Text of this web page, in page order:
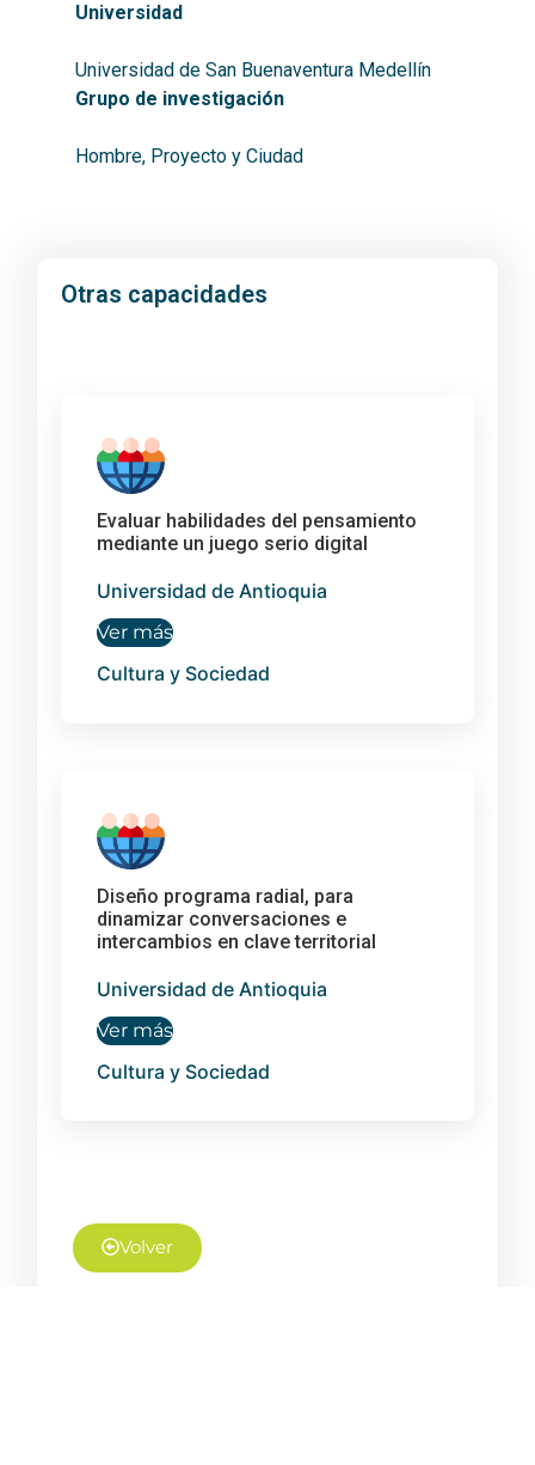
Universidad
Universidad de San Buenaventura Medellín
Grupo de investigación
Hombre, Proyecto y Ciudad
Otras capacidades
Evaluar habilidades del pensamiento
mediante un juego serio digital
Universidad de Antioquia
Ver más
Cultura y Sociedad
Diseño programa radial, para
dinamizar conversaciones e
intercambios en clave territorial
Universidad de Antioquia
Ver más
Cultura y Sociedad
Volver